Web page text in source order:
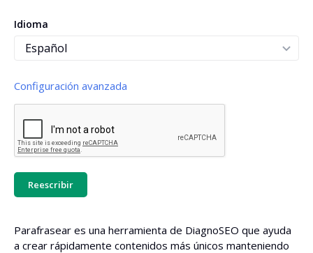
Idioma
Configuración avanzada
Tono de voz personalizado
Agregar una introducción
Reescribir
Parafrasear es una herramienta de DiagnoSEO que ayuda
a crear rápidamente contenidos más únicos manteniendo